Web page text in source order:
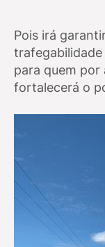
Pois irá
para quem
fortalecerá o